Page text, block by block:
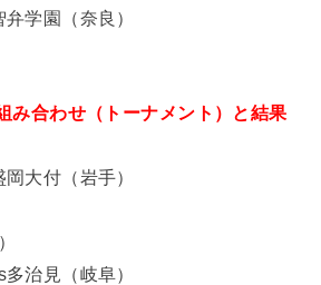
学園（奈良）
み合わせ（トーナメント）と結果
大付（岩手）
治見（岐阜）